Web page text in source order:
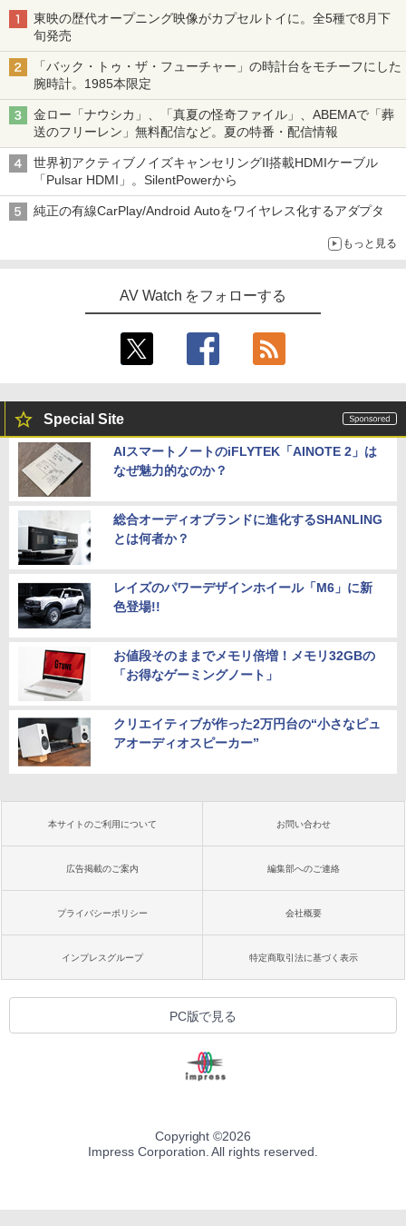
東映の歴代オープニング映像がカプセルトイに。全5種で8月下
旬発売
「バック・トゥ・ザ・フューチャー」の時計台をモチーフにした
腕時計。1985本限定
金ロー「ナウシカ」、「真夏の怪奇ファイル」、ABEMAで「葬
送のフリーレン」無料配信など。夏の特番・配信情報
世界初アクティブノイズキャンセリングII搭載HDMIケーブル
「Pulsar HDMI」。SilentPowerから
純正の有線CarPlay/Android Autoをワイヤレス化するアダプタ
もっと見る
AV Watch をフォローする
Special Site
AIスマートノートのiFLYTEK「AINOTE 2」は
なぜ魅力的なのか？
総合オーディオブランドに進化するSHANLING
とは何者か？
レイズのパワーデザインホイール「M6」に新
色登場!!
お値段そのままでメモリ倍増！メモリ32GBの
「お得なゲーミングノート」
クリエイティブが作った2万円台の“小さなピュ
アオーディオスピーカー”
本サイトのご利用について お問い合わせ
広告掲載のご案内 編集部へのご連絡
プライバシーポリシー 会社概要
インプレスグループ 特定商取引法に基づく表示
PC版で見る
Copyright ©2026
Impress Corporation. All rights reserved.